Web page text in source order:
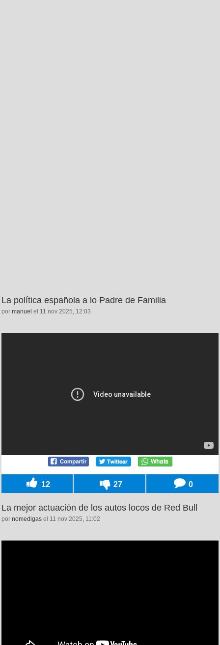
La política española a lo Padre de Familia
por manuel el 11 nov 2025, 12:03
12 27 0
La mejor actuación de los autos locos de Red Bull
por nomedigas el 11 nov 2025, 11:02